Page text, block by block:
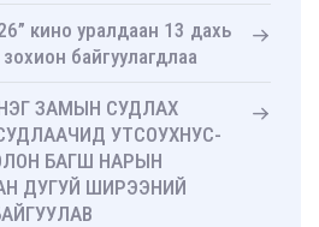
кино уралдаан 13 дахь
байгуулагдлаа
ЗАМЫН СУДЛАХ
УТСОУХНУС-
БАГШ НАРЫН
ДУГУЙ ШИРЭЭНИЙ